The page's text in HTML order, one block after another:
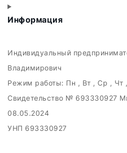
Информация
Индивидуальный
Владимирович
Режим работы: Пн , Вт , Ср , Чт
Свидетельство № 693330927
08.05.2024
УНП 693330927